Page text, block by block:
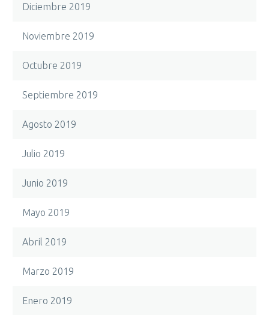
Diciembre 2019
Noviembre 2019
Octubre 2019
Septiembre 2019
Agosto 2019
Julio 2019
Junio 2019
Mayo 2019
Abril 2019
Marzo 2019
Enero 2019